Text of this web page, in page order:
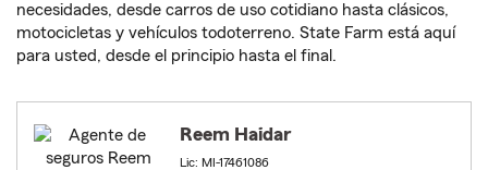
necesidades, desde carros de uso cotidiano hasta clásicos,
motocicletas y vehículos todoterreno. State Farm está aquí
para usted, desde el principio hasta el final.
Reem Haidar
Lic: MI-17461086